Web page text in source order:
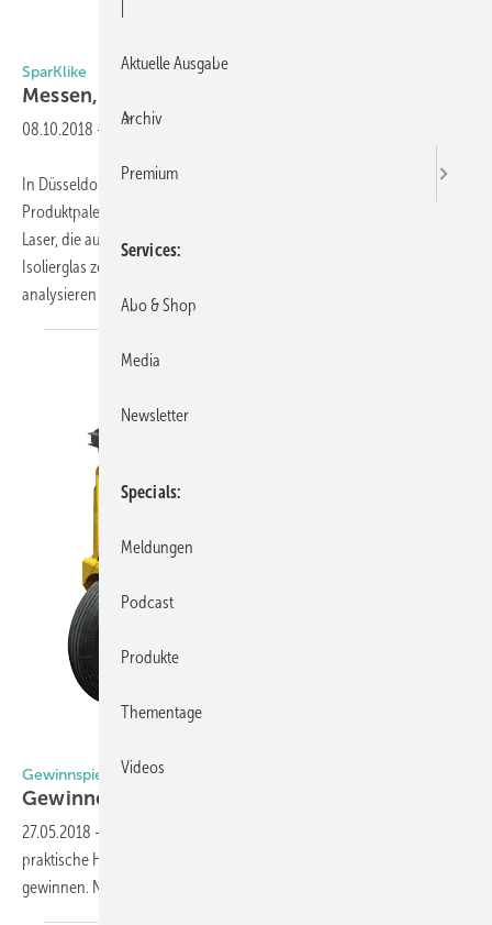
SparKlike
Messen, mitmachen und
08.10.2018 -
In Düsseldorf wird die Sparklike Oy aus Finnland mit ihrer gesamten
Produktpalette vertreten sein, darunter auch die Produktlinie Sparklike
Laser, die auf Lasertechnik (TDLAS) basiert und den Gasfüllstand von
Isolierglas zerstörungsfrei für 2-fach- und 3-fach-Isolierglas
analysieren
kann...
Gewinnspiel
Gewinnen Sie einen dieser praktischen
27.05.2018 -
praktische Helfer für die Baustelle. Diesmal gibt es gleich drei Preise zu
gewinnen. Nutzen Sie die Chance und machen Sie
Aktuelle Ausgabe
Archiv
Premium
Services
Abo & Shop
Media
Newsletter
Specials
Meldungen
Podcast
Produkte
Thementage
Videos